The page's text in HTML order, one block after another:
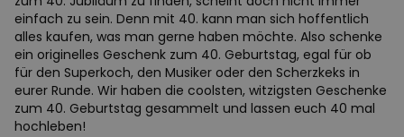
einfach zu sein. Denn mit 40. kann man sich hoffentlich
alles kaufen, was man gerne haben möchte. Also schenke
ein originelles Geschenk zum 40. Geburtstag, egal für ob
für den Superkoch, den Musiker oder den Scherzkeks in
eurer Runde. Wir haben die coolsten, witzigsten Geschenke
zum 40. Geburtstag gesammelt und lassen euch 40 mal
hochleben!